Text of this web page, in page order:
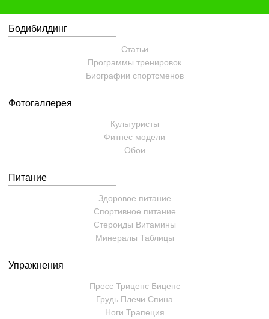
Бодибилдинг
Статьи
Программы тренировок
Биографии спортсменов
Фотогаллерея
Культуристы
Фитнес модели
Обои
Питание
Здоровое питание
Спортивное питание
Стероиды Витамины
Минералы Таблицы
Упражнения
Пресс Трицепс Бицепс
Грудь Плечи Спина
Ноги Трапеция